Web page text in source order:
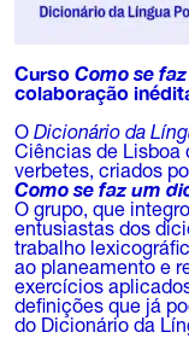
Curso Como se
colaboração
O Dicionário da
Ciências de Lisboa
verbetes, criados
Como se faz um
O grupo, que
entusiastas dos
trabalho
ao planeamento e
exercícios
definições que já
do Dicionário da